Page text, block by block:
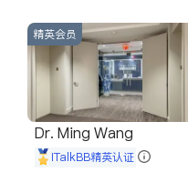
商铺租售
开发商建商
精英会员
Dr. Ming Wang
iTalkBB精英认证